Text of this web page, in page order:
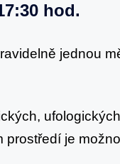
hod.
jednou
je